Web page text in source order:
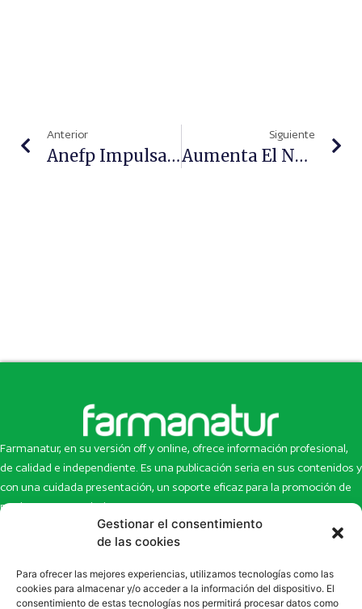
Gestionar el consentimiento
de las cookies
Para ofrecer las mejores experiencias, utilizamos tecnologías como las
cookies para almacenar y/o acceder a la información del dispositivo. El
consentimiento de estas tecnologías nos permitirá procesar datos como
Anterior
Anefp Impulsa La Campaña #AgendaTuAutocuidado Con Motivo Del Día Mundial Del Autocuidado
Siguiente
Aumenta El Número De Colegiados Y De Farmacias En Castilla-La Mancha En 2025, Según El Informe Elaborado Por El Consejo General
Farmanatur, en su versión off y online, ofrece información profesional,
de calidad e independiente. Es una publicación seria en sus contenidos y
con una cuidada presentación, un soporte eficaz para la promoción de
productos y novedades.
Inicio
Newsletter
Eco Multimedia
Artículos
Escaparate